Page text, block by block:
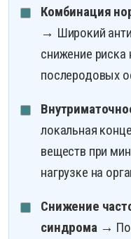
Комбинация
→ Широкий
снижение риска
послеродовых
локальная
веществ при
нагрузке на
Снижение
синдрома →